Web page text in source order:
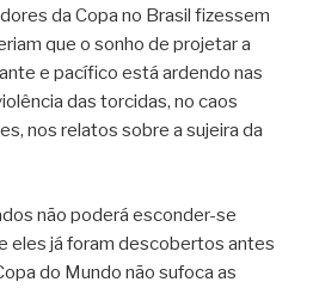
da Copa no Brasil fizessem
que o sonho de projetar a
e pacífico está ardendo nas
das torcidas, no caos
nos relatos sobre a sujeira da
não poderá esconder-se
eles já foram descobertos antes
do Mundo não sufoca as